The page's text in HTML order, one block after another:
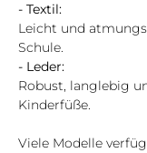
- Textil:
Leicht und
Schule.
- Leder:
Robust, langlebig
Kinderfüße.
Viele Modelle